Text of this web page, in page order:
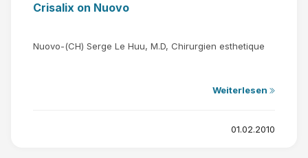
Crisalix on Nuovo
Nuovo-(CH) Serge Le Huu, M.D, Chirurgien esthetique
Weiterlesen
01.02.2010